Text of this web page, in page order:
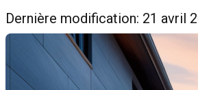
Dernière modification: 21 avril